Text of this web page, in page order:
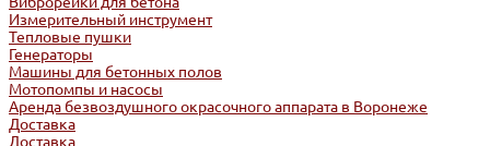
Измерительный инструмент
Тепловые пушки
Генераторы
Машины для бетонных полов
Мотопомпы и насосы
Аренда безвоздушного окрасочного аппарата в Воронеже
Доставка
Доставка